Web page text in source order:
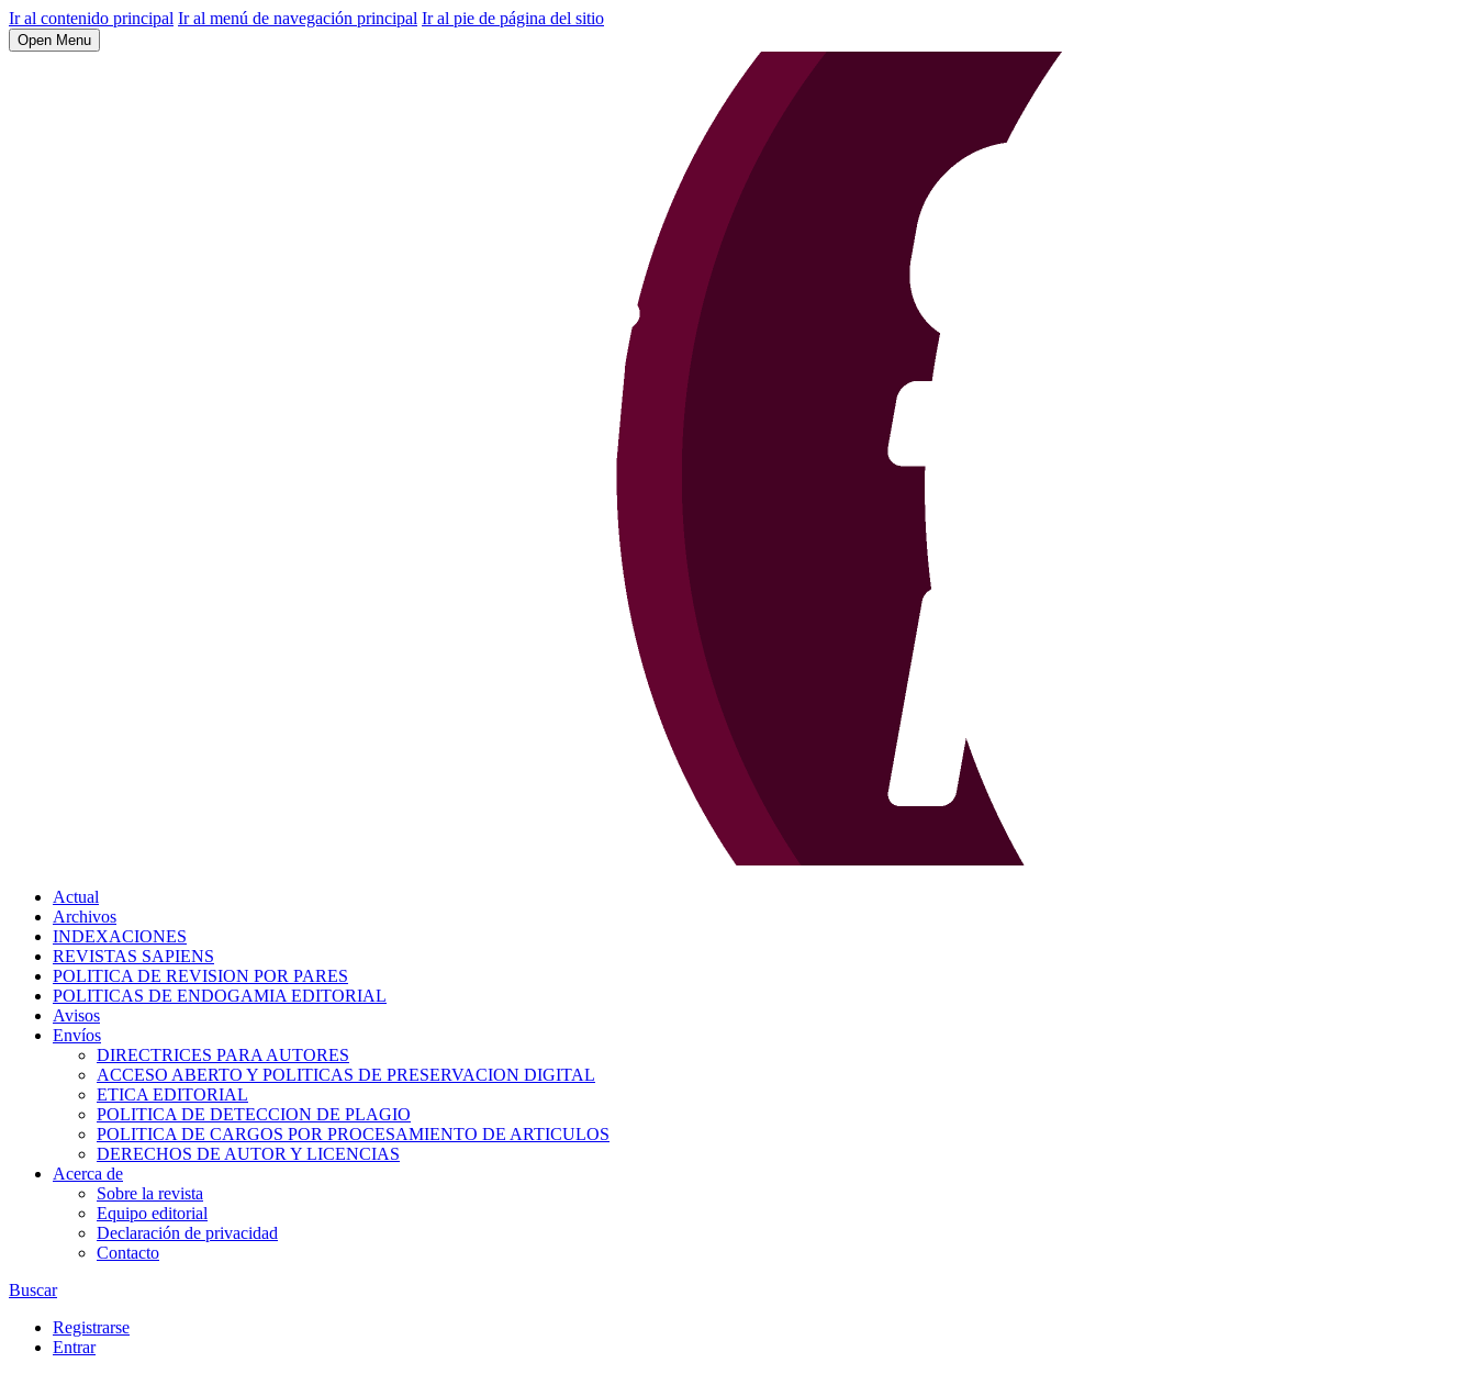
Ir al contenido principal Ir al menú de navegación principal Ir al pie de página del sitio
Open Menu
Actual
Archivos
INDEXACIONES
REVISTAS SAPIENS
POLITICA DE REVISION POR PARES
POLITICAS DE ENDOGAMIA EDITORIAL
Avisos
Envíos
DIRECTRICES PARA AUTORES
ACCESO ABERTO Y POLITICAS DE PRESERVACION DIGITAL
ETICA EDITORIAL
POLITICA DE DETECCION DE PLAGIO
POLITICA DE CARGOS POR PROCESAMIENTO DE ARTICULOS
DERECHOS DE AUTOR Y LICENCIAS
Acerca de
Sobre la revista
Equipo editorial
Declaración de privacidad
Contacto
Buscar
Registrarse
Entrar